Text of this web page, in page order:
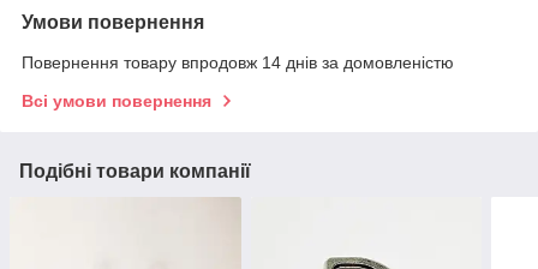
Умови повернення
Повернення товару впродовж 14 днів за домовленістю
Всі умови повернення
Подібні товари компанії